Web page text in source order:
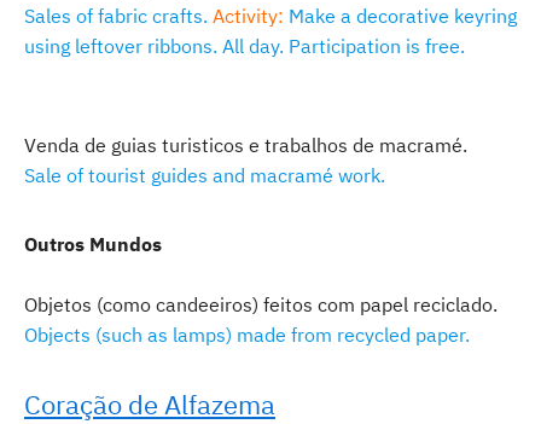
Sales of fabric crafts. Activity: Make a decorative keyring
using leftover ribbons. All day. Participation is free.
Venda de guias turisticos e trabalhos de macramé.
Sale of tourist guides and macramé work.
Outros Mundos
Objetos (como candeeiros) feitos com papel reciclado.
Objects (such as lamps) made from recycled paper.
Coração de Alfazema